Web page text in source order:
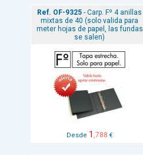
Ref. OF-9325 - Carp. Fº 4 anillas
mixtas de 40 (solo valida para
meter hojas de papel, las fundas
se salen)
Desde 1 ,788 €